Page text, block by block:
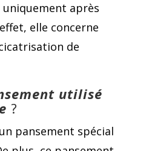
uniquement après
elle concerne
de
utilisé
?
pansement spécial